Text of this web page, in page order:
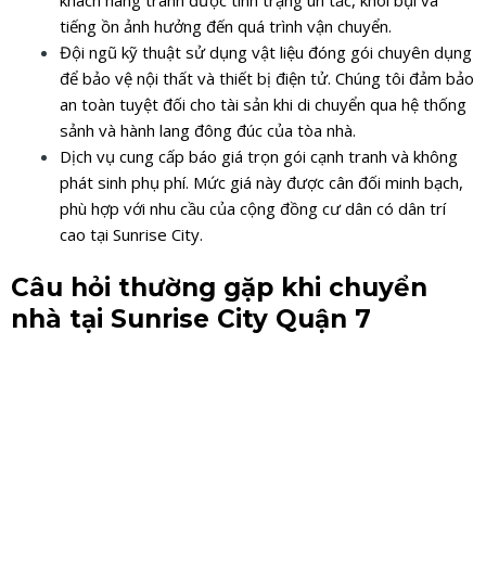
tiếng ồn ảnh hưởng đến quá trình vận chuyển.
Đội ngũ kỹ thuật sử dụng vật liệu đóng gói chuyên dụng
để bảo vệ nội thất và thiết bị điện tử. Chúng tôi đảm bảo
an toàn tuyệt đối cho tài sản khi di chuyển qua hệ thống
sảnh và hành lang đông đúc của tòa nhà.
Dịch vụ cung cấp báo giá trọn gói cạnh tranh và không
phát sinh phụ phí. Mức giá này được cân đối minh bạch,
phù hợp với nhu cầu của cộng đồng cư dân có dân trí
cao tại Sunrise City.
Câu hỏi thường gặp khi chuyển
nhà tại Sunrise City Quận 7